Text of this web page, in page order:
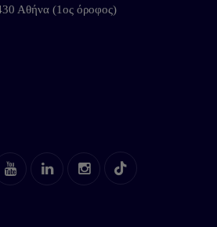
Αθήνα (1ος όροφος)